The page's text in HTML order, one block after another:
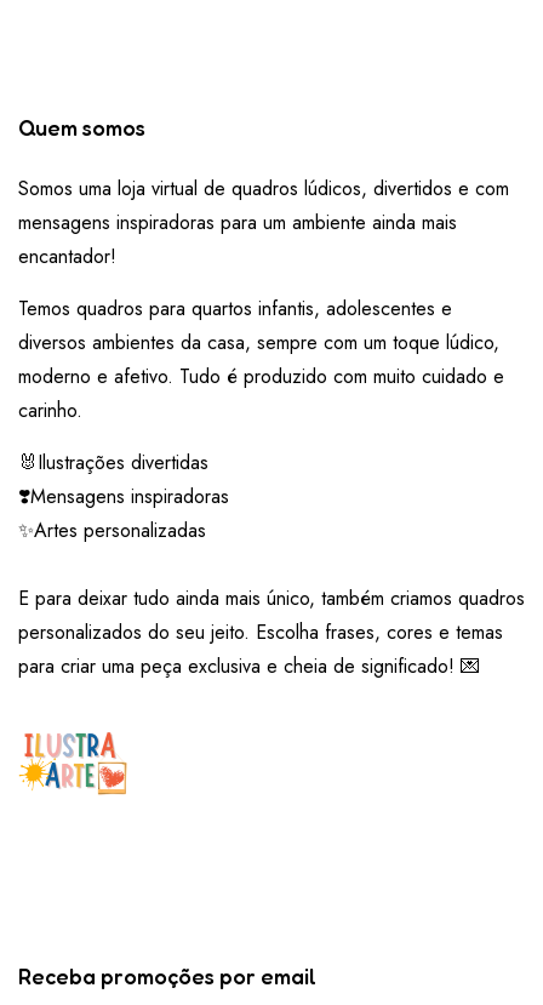
Quem somos
Somos uma loja virtual de quadros lúdicos, divertidos e com
mensagens inspiradoras para um ambiente ainda mais
encantador!
Temos quadros para quartos infantis, adolescentes e
diversos ambientes da casa, sempre com um toque lúdico,
moderno e afetivo. Tudo é produzido com muito cuidado e
carinho.
🐰Ilustrações divertidas
❣️Mensagens inspiradoras
✨Artes personalizadas
E para deixar tudo ainda mais único, também criamos quadros
personalizados do seu jeito. Escolha frases, cores e temas
para criar uma peça exclusiva e cheia de significado! 💌
Receba promoções por email